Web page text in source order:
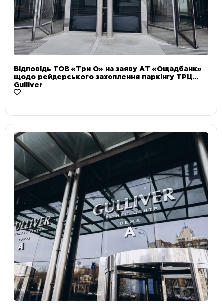
Відповідь ТОВ «Три О» на заяву АТ «Ощадбанк»
щодо рейдерського захоплення паркінгу ТРЦ
Gulliver